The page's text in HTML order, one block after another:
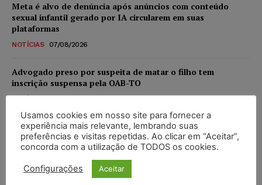
Meta é alvo de denúncia após anúncios com conteúdo
sexual infantil gerado por IA circularem em suas
plataformas
NOTÍCIAS 07/08/2026
Advogado preso por suspeita de matar o filho tem
inscrição suspensa pela OAB-TO
STF amplia isenção de IBS e CBS na compra de veículos
novos para pessoas com deficiência e autistas de todos os
níveis
DIREITO TRIBUTÁRIO 07/08/2026
Usamos cookies em nosso site para fornecer a
experiência mais relevante, lembrando suas
preferências e visitas repetidas. Ao clicar em “Aceitar”,
concorda com a utilização de TODOS os cookies.
Configurações Aceitar